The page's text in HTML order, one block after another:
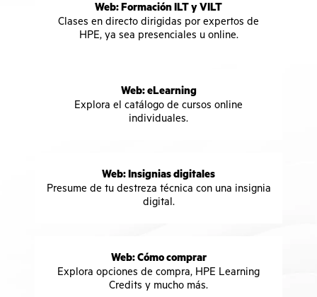
Web: Formación ILT y VILT
Clases en directo dirigidas por expertos de
HPE, ya sea presenciales u online.
Web: eLearning
Explora el catálogo de cursos online
individuales.
Web: Insignias digitales
Presume de tu destreza técnica con una insignia
digital.
Web: Cómo comprar
Explora opciones de compra, HPE Learning
Credits y mucho más.